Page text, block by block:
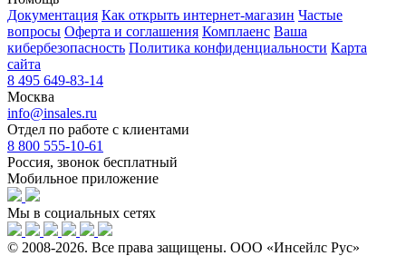
Документация Как открыть интернет-магазин Частые
вопросы Оферта и соглашения Комплаенс Ваша
кибербезопасность Политика конфиденциальности Карта
сайта
8 495 649-83-14
Москва
info@insales.ru
Отдел по работе с клиентами
8 800 555-10-61
Россия, звонок бесплатный
Мобильное приложение
Мы в социальных сетях
© 2008-2026. Все права защищены. ООО «Инсейлс Рус»